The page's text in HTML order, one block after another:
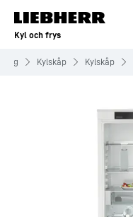
Kyl och frys
Kylskåp Kylskåp